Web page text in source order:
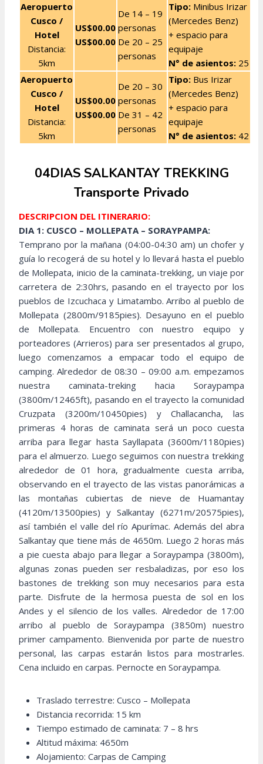
Aeropuerto
Cusco /
Hotel
Distancia:
5km
US$00.00
US$00.00
De 14 – 19
personas
De 20 – 25
personas
Tipo: Minibus Irizar
(Mercedes Benz)
+ espacio para
equipaje
N° de asientos: 25
Aeropuerto
Cusco /
Hotel
Distancia:
5km
US$00.00
US$00.00
De 20 – 30
personas
De 31 – 42
personas
Tipo: Bus Irizar
(Mercedes Benz)
+ espacio para
equipaje
N° de asientos: 42
04DIAS SALKANTAY TREKKING
Transporte Privado
DESCRIPCION DEL ITINERARIO:
DIA 1: CUSCO – MOLLEPATA – SORAYPAMPA:
Temprano por la mañana (04:00-04:30 am) un chofer y
guía lo recogerá de su hotel y lo llevará hasta el pueblo
de Mollepata, inicio de la caminata-trekking, un viaje por
carretera de 2:30hrs, pasando en el trayecto por los
pueblos de Izcuchaca y Limatambo. Arribo al pueblo de
Mollepata (2800m/9185pies). Desayuno en el pueblo
de Mollepata. Encuentro con nuestro equipo y
porteadores (Arrieros) para ser presentados al grupo,
luego comenzamos a empacar todo el equipo de
camping. Alrededor de 08:30 – 09:00 a.m. empezamos
nuestra caminata-treking hacia Soraypampa
(3800m/12465ft), pasando en el trayecto la comunidad
Cruzpata (3200m/10450pies) y Challacancha, las
primeras 4 horas de caminata será un poco cuesta
arriba para llegar hasta Sayllapata (3600m/1180pies)
para el almuerzo. Luego seguimos con nuestra trekking
alrededor de 01 hora, gradualmente cuesta arriba,
observando en el trayecto de las vistas panorámicas a
las montañas cubiertas de nieve de Huamantay
(4120m/13500pies) y Salkantay (6271m/20575pies),
así también el valle del río Apurímac. Además del abra
Salkantay que tiene más de 4650m. Luego 2 horas más
a pie cuesta abajo para llegar a Soraypampa (3800m),
algunas zonas pueden ser resbaladizas, por eso los
bastones de trekking son muy necesarios para esta
parte. Disfrute de la hermosa puesta de sol en los
Andes y el silencio de los valles. Alrededor de 17:00
arribo al pueblo de Soraypampa (3850m) nuestro
primer campamento. Bienvenida por parte de nuestro
personal, las carpas estarán listos para mostrarles.
Cena incluido en carpas. Pernocte en Soraypampa.
Traslado terrestre: Cusco – Mollepata
Distancia recorrida: 15 km
Tiempo estimado de caminata: 7 – 8 hrs
Altitud máxima: 4650m
Alojamiento: Carpas de Camping